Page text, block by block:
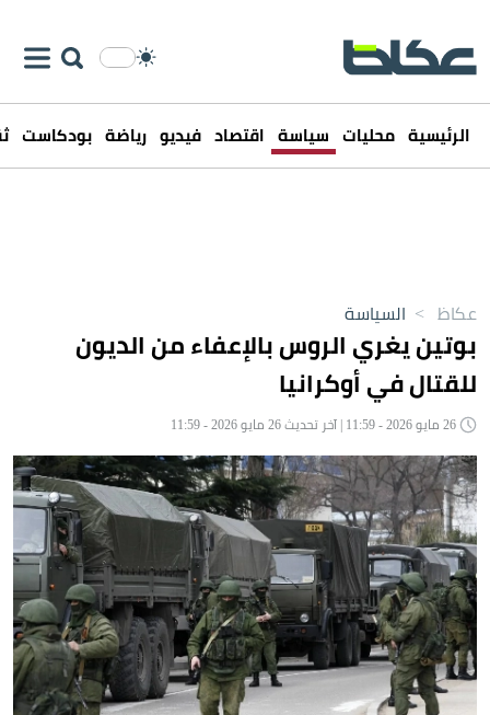
الرئيسية محليات سياسة اقتصاد فيديو رياضة بودكاست
عكاظ > السياسة
بوتين يغري الروس بالإعفاء من الديون
للقتال في أوكرانيا